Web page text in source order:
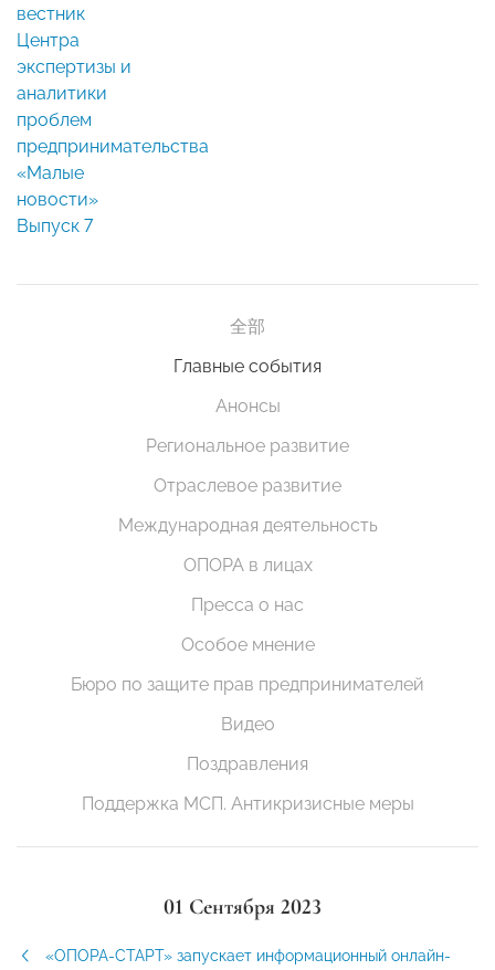
вестник
Центра
экспертизы и
аналитики
проблем
предпринимательства
«Малые
новости»
Выпуск 7
全部
Главные события
Анонсы
Региональное развитие
Отраслевое развитие
Международная деятельность
ОПОРА в лицах
Пресса о нас
Особое мнение
Бюро по защите прав предпринимателей
Видео
Поздравления
Поддержка МСП. Антикризисные меры
01 Сентября 2023
«ОПОРА-СТАРТ» запускает информационный онлайн-